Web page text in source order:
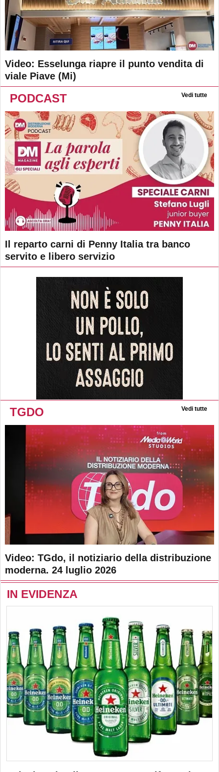
Video: Esselunga riapre il punto vendita di
viale Piave (Mi)
PODCAST Vedi tutte
Il reparto carni di Penny Italia tra banco
servito e libero servizio
TGDO Vedi tutte
Video: TGdo, il notiziario della distribuzione
moderna. 24 luglio 2026
IN EVIDENZA